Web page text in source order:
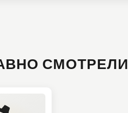
СМОТРЕЛИ